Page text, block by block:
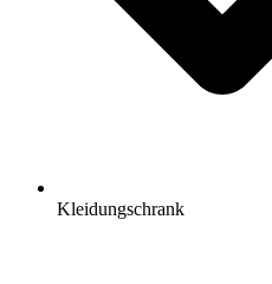
Kleidungschrank